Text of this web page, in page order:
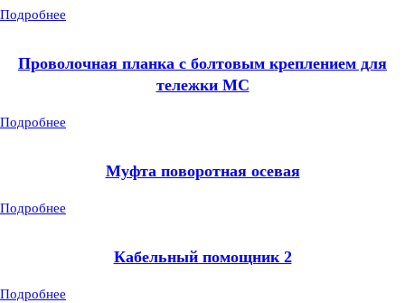
Подробнее
Проволочная планка с болтовым креплением для
тележки MC
Подробнее
Муфта поворотная осевая
Подробнее
Кабельный помощник 2
Подробнее